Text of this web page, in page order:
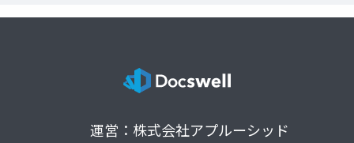
運営：株式会社アプルーシッド